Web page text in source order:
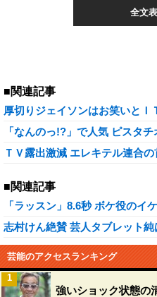
全文
■関連記事
厚切りジェイソンはお笑いとＩ
「なんのっ!?」で人気 ピスタ
ＴＶ露出激減 エレキテル連合
■関連記事
「ラッスン」8.6秒 ボケ役のイ
志村けん絶賛 芸人タブレット
芸能のアクセスランキング
強いショック状態の
1